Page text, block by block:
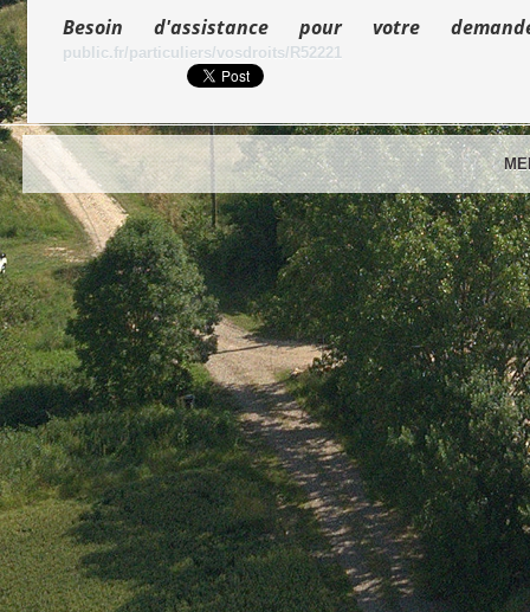
Besoin d'assistance pour votre
public.fr/particuliers/vosdroits/R52221